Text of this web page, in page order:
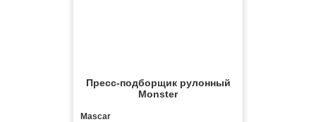
Пресс-подборщик рулонный
Monster
Mascar